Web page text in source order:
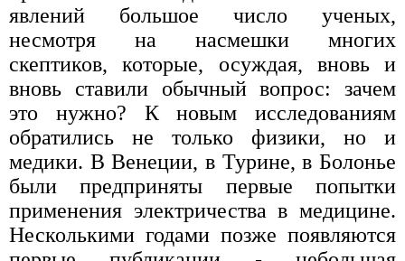
явлений большое число ученых,
несмотря на насмешки многих
скептиков, которые, осуждая, вновь и
вновь ставили обычный вопрос: зачем
это нужно? К новым исследованиям
обратились не только физики, но и
медики. В Венеции, в Турине, в Болонье
были предприняты первые попытки
применения электричества в медицине.
Несколькими годами позже появляются